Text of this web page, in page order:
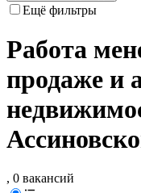
Ещё фильтры
Работа
продаже и
, 0 вакансий